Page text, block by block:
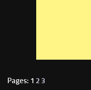
Pages: 1 2 3